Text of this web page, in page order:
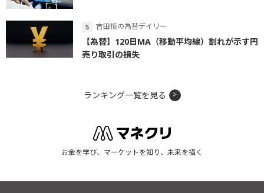
吉田恒の為替デイリー
【為替】120日MA（移動平均線）割れが示す円
売り取引の損失
ランキング一覧を見る
お金を学び、マーケットを知り、未来を描く